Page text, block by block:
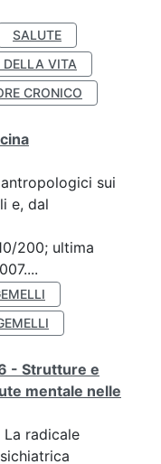
SALUTE
VITA
CRONICO
sui
e, dal
200; ultima
- Strutture e
mentale nelle
La radicale